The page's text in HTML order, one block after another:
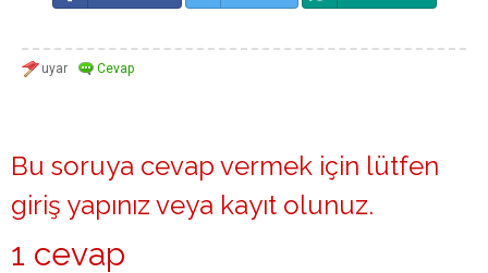
Bu soruya cevap vermek için lütfen
giriş yapınız veya kayıt olunuz.
1 cevap